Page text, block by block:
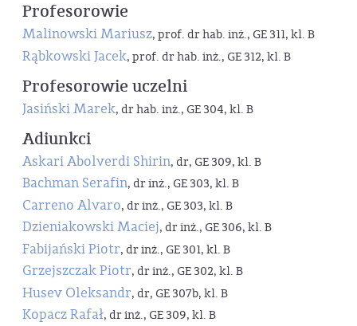
Profesorowie
Malinowski Mariusz, prof. dr hab. inż., GE 311, kl. B
Rąbkowski Jacek, prof. dr hab. inż., GE 312, kl. B
Profesorowie uczelni
Jasiński Marek, dr hab. inż., GE 304, kl. B
Adiunkci
Askari Abolverdi Shirin, dr, GE 309, kl. B
Bachman Serafin, dr inż., GE 303, kl. B
Carreno Alvaro, dr inż., GE 303, kl. B
Dzieniakowski Maciej, dr inż., GE 306, kl. B
Fabijański Piotr, dr inż., GE 301, kl. B
Grzejszczak Piotr, dr inż., GE 302, kl. B
Husev Oleksandr, dr, GE 307b, kl. B
Kopacz Rafał, dr inż., GE 309, kl. B